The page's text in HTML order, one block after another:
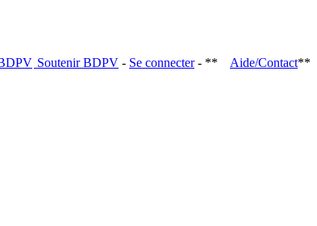
Soutenir BDPV - Se connecter- ** Aide/Contact**